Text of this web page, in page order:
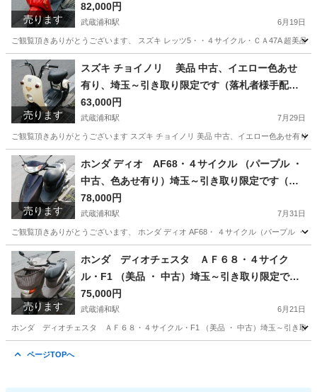
売ります
様手配の陸送可）
82,000円
武蔵浦和駅 6月19日
ご観覧頂きありがとうございます、 スズキ レッツ5・・４サイクル・ＣＡ47A 超美
埼玉 さいたま市 武蔵浦和駅 スズキ レッツ
売ります
スズキ チョイノリ 美品 中古、イエロー色あせ
有り、埼玉～引き取り限定です（落札者様手配の
陸送可）
63,000円
武蔵浦和駅 7月29日
ご観覧頂きありがとうございます スズキ チョイノリ 美品 中古、イエロー色あせ有
埼玉 さいたま市 武蔵浦和駅 チョイノリ
売ります
ホンダ ディオ AF68・４サイクル （パープル ・
中古、色あせ有り）埼玉～引き取り限定です（落
札者様手配の陸送可）
78,000円
武蔵浦和駅 7月31日
ご観覧頂きありがとうございます、 ホンダ ディオ AF68・ ４サイクル（パープル ・
埼玉 さいたま市 武蔵浦和駅 ホンダ 現状
売ります
ホンダ ディオチェスタ ＡＦ６８・４サイク
ル・F1 （美品 ・ 中古）埼玉～引き取り限定です
（落札者様手配の陸送可）
75,000円
武蔵浦和駅 6月21日
ホンダ ディオチェスタ ＡＦ６８・４サイクル・F1 （美品 ・ 中古）埼玉～引き取り
ページTOPへ